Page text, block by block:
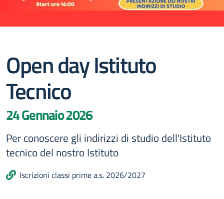
Open day Istituto
Tecnico
24 Gennaio 2026
Per conoscere gli indirizzi di studio dell'Istituto
tecnico del nostro Istituto
Iscrizioni classi prime a.s. 2026/2027